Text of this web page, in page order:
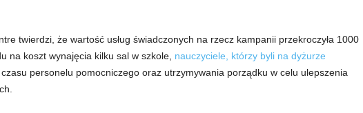
twierdzi, że wartość usług świadczonych na rzecz kampanii przekroczyła 1000
na koszt wynajęcia kilku sal w szkole, nauczyciele, którzy byli na dyżurze
personelu pomocniczego oraz utrzymywania porządku w celu ulepszenia